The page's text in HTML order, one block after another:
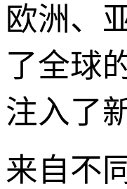
欧洲、
了全球
注入了
来自不